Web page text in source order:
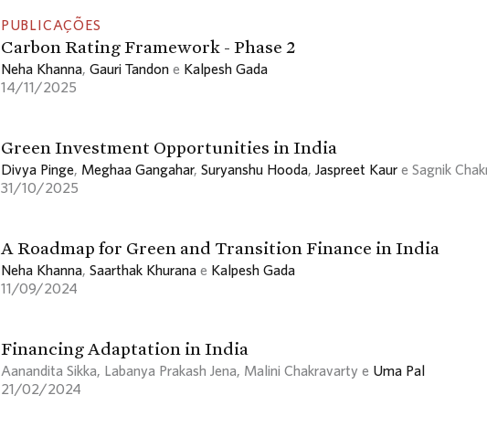
PUBLICAÇÕES
Carbon Rating Framework - Phase 2
Neha Khanna, Gauri Tandone Kalpesh Gada
14/11/2025
Green Investment Opportunities in India
Divya Pinge, Meghaa Gangahar, Suryanshu Hooda, Jaspreet Kaure Sagnik
31/10/2025
A Roadmap for Green and Transition Finance in India
Neha Khanna, Saarthak Khuranae Kalpesh Gada
11/09/2024
Financing Adaptation in India
Aanandita Sikka, Labanya Prakash Jena, Malini Chakravarty e Uma Pal
21/02/2024